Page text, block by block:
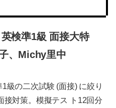
検準1級 面接大特
、Michy里中
級の二次試験 (面接) に絞り
接対策。模擬テス ト12回分